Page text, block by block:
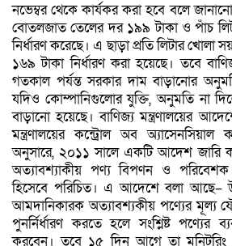
নভেম্বর থেকে কার্যকর করা হবে বলে
বোতলজাত তেলের দর ১৯৯ টাকা ও পাঁচ
নির্ধারণ করেছে। এ ছাড়া প্রতি লিটার
১৬৯ টাকা নির্ধারণ করা হয়েছে। তবে
গতকাল পর্যন্ত সরকার দাম বাড়ানোর
যদিও কোম্পানিগুলোর যুক্তি, অনুমতি না
বাড়ানো হয়েছে। বাণিজ্য মন্ত্রণালয়ের
মন্ত্রণালয়ের কন্ট্রোল অব অ্যাসেনসিয়াল
অনুসারে, ২০১১ সালে একটি আদেশ জারি
অত্যাবশ্যাকীয় পণ্য বিপণন ও
হিসেবে পরিচিত। এ আদেশে বলা আছে–
আমদানিকারক অত্যাবশ্যকীয় পণ্যের মূল্য
পুনর্নির্ধারণ করতে হলে সংশ্লিষ্ট পণ্যের
করবেন। তবে ১৫ দিন আগে তা